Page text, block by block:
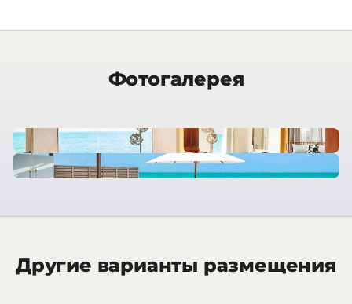
Фотогалерея
Другие варианты размещения